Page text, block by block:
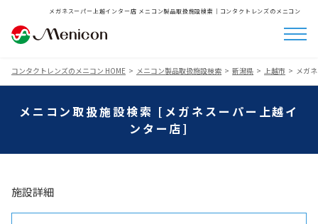
メガネスーパー上越インター店 メニコン製品取扱施設検索│コンタクトレンズのメニコン
コンタクトレンズのメニコン HOME メニコン製品取扱施設検索 新潟県 上越市 メガ
メニコン取扱施設検索 [メガネスーパー上越イ
ンター店]
施設詳細